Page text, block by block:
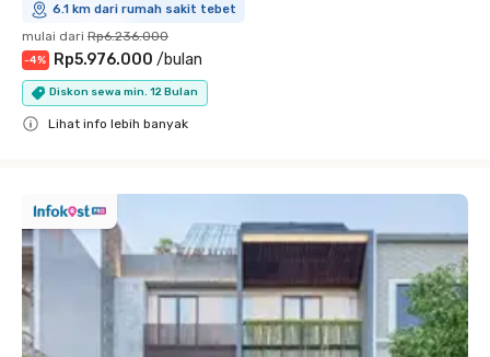
6.1 km dari rumah sakit tebet
mulai dari Rp6.236.000
-4% Rp5.976.000 /bulan
Diskon sewa min. 12 Bulan
Lihat info lebih banyak